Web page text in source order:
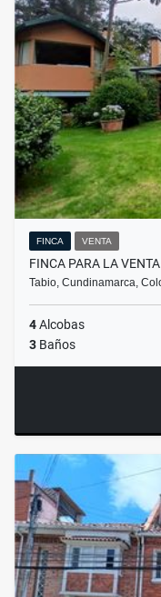
FINCA VENTA
FINCA PARA LA
Tabio, Cundinamarca,
4Alcobas
3 Baños